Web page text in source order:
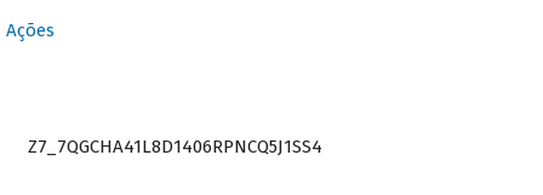
Ações
Z7_7QGCHA41L8D1406RPNCQ5J1SS4